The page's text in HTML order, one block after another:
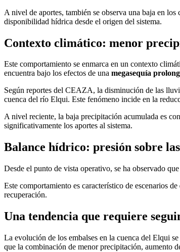
A nivel de aportes, también se observa una baja en
disponibilidad hídrica desde el origen del sistema.
Contexto climático: menor
Este comportamiento se enmarca en un contexto
encuentra bajo los efectos de una megasequía
Según reportes del CEAZA, la disminución de las
cuenca del río Elqui. Este fenómeno incide en la
A nivel reciente, la baja precipitación acumulada es
significativamente los aportes al sistema.
Balance hídrico: presión sobre
Desde el punto de vista operativo, se ha observado
Este comportamiento es característico de escenarios
recuperación.
Una tendencia que requiere
La evolución de los embalses en la cuenca del Elqui
que la combinación de menor precipitación, aumento